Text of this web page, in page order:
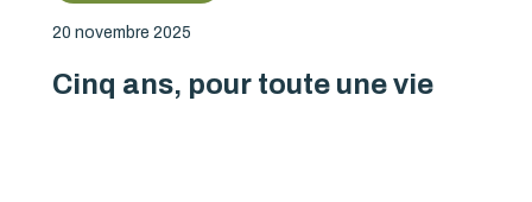
20 novembre 2025
Cinq ans, pour toute une vie